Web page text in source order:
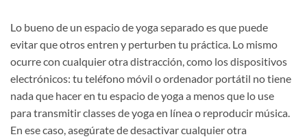
Lo bueno de un espacio de yoga separado es que puede
evitar que otros entren y perturben tu práctica. Lo mismo
ocurre con cualquier otra distracción, como los dispositivos
electrónicos: tu teléfono móvil o ordenador portátil no tiene
nada que hacer en tu espacio de yoga a menos que lo use
para transmitir classes de yoga en línea o reproducir música.
En ese caso, asegúrate de desactivar cualquier otra